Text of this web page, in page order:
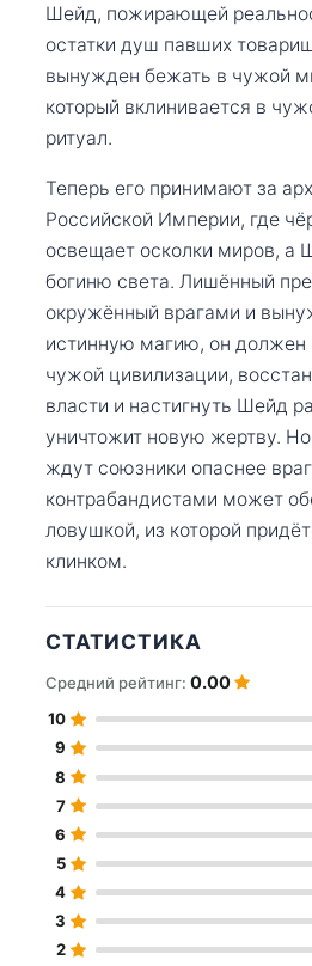
Шейд, пожирающей
остатки душ павших
вынужден бежать в чужой
который вклинивается в
ритуал.
Теперь его принимают за
Российской Империи, где
освещает осколки миров, а
богиню света. Лишённый
окружённый врагами и
истинную магию, он должен
чужой цивилизации,
власти и настигнуть Шейд
уничтожит новую жертву.
ждут союзники опаснее
контрабандистами может
ловушкой, из которой
клинком.
СТАТИСТИКА
Средний рейтинг: 0.00
10
9
8
7
6
5
4
3
2